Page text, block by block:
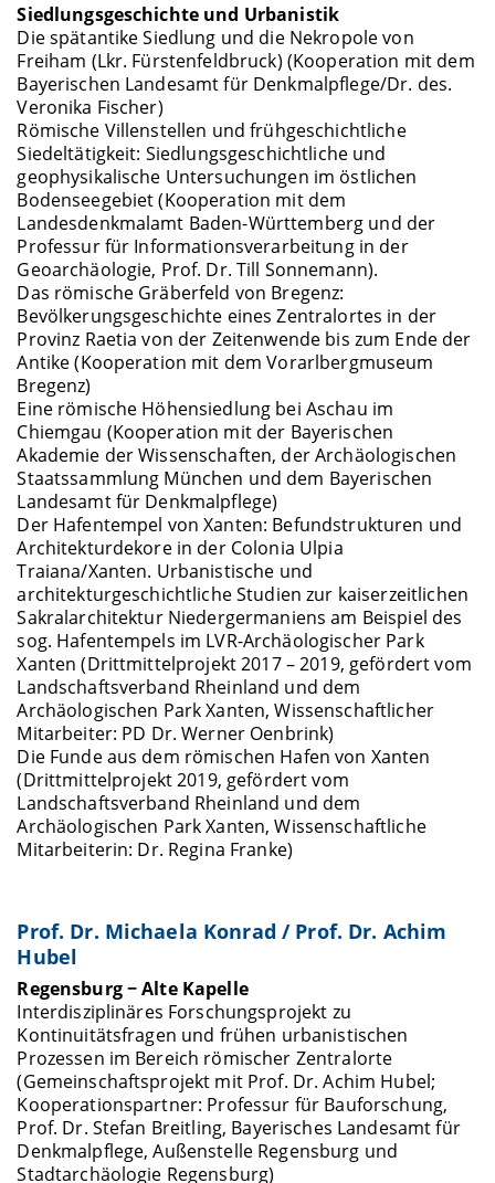
Siedlungsgeschichte und Urbanistik
Die spätantike Siedlung und die Nekropole von
Freiham (Lkr. Fürstenfeldbruck) (Kooperation mit dem
Bayerischen Landesamt für Denkmalpflege/Dr. des.
Veronika Fischer)
Römische Villenstellen und frühgeschichtliche
Siedeltätigkeit: Siedlungsgeschichtliche und
geophysikalische Untersuchungen im östlichen
Bodenseegebiet (Kooperation mit dem
Landesdenkmalamt Baden-Württemberg und der
Professur für Informationsverarbeitung in der
Geoarchäologie, Prof. Dr. Till Sonnemann).
Das römische Gräberfeld von Bregenz:
Bevölkerungsgeschichte eines Zentralortes in der
Provinz Raetia von der Zeitenwende bis zum Ende der
Antike (Kooperation mit dem Vorarlbergmuseum
Bregenz)
Eine römische Höhensiedlung bei Aschau im
Chiemgau (Kooperation mit der Bayerischen
Akademie der Wissenschaften, der Archäologischen
Staatssammlung München und dem Bayerischen
Landesamt für Denkmalpflege)
Der Hafentempel von Xanten: Befundstrukturen und
Architekturdekore in der Colonia Ulpia
Traiana/Xanten. Urbanistische und
architekturgeschichtliche Studien zur kaiserzeitlichen
Sakralarchitektur Niedergermaniens am Beispiel des
sog. Hafentempels im LVR-Archäologischer Park
Xanten (Drittmittelprojekt 2017 – 2019, gefördert vom
Landschaftsverband Rheinland und dem
Archäologischen Park Xanten, Wissenschaftlicher
Mitarbeiter: PD Dr. Werner Oenbrink)
Die Funde aus dem römischen Hafen von Xanten
(Drittmittelprojekt 2019, gefördert vom
Landschaftsverband Rheinland und dem
Archäologischen Park Xanten, Wissenschaftliche
Mitarbeiterin: Dr. Regina Franke)
Prof. Dr. Michaela Konrad / Prof. Dr. Achim
Hubel
Regensburg − Alte Kapelle
Interdisziplinäres Forschungsprojekt zu
Kontinuitätsfragen und frühen urbanistischen
Prozessen im Bereich römischer Zentralorte
(Gemeinschaftsprojekt mit Prof. Dr. Achim Hubel;
Kooperationspartner: Professur für Bauforschung,
Prof. Dr. Stefan Breitling, Bayerisches Landesamt für
Denkmalpflege, Außenstelle Regensburg und
Stadtarchäologie Regensburg)